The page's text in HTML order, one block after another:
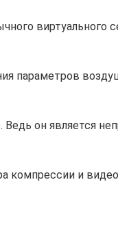
параметров
он является
компрессии и